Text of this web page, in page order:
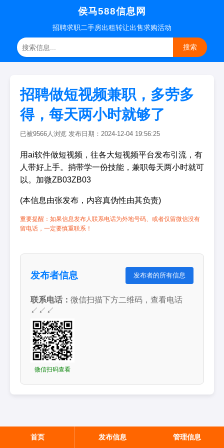
侯马588信息网
招聘求职二手房出租转让出售求购活动
搜索
招聘做短视频兼职，多劳多
得，每天两小时就够了
已被9566人浏览 发布日期：2024-12-04 19:56:25
用ai软件做短视频，往各大短视频平台发布引流，有
人带好上手。捎带学一份技能，兼职每天两小时就可
以。加微ZB03ZB03
(本信息由张发布，内容真伪性由其负责)
重要提醒：如果信息发布人联系电话为外地号码、或者仅留微信没有
留电话，一定要慎重联系！
发布者信息 发布者的所有信息
联系电话： 微信扫描下方二维码，查看电话
↙↙↙
微信扫码查看
首页 发布信息 管理信息